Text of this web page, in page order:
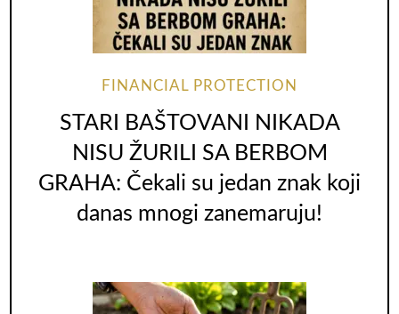
FINANCIAL PROTECTION
STARI BAŠTOVANI NIKADA
NISU ŽURILI SA BERBOM
GRAHA: Čekali su jedan znak koji
danas mnogi zanemaruju!